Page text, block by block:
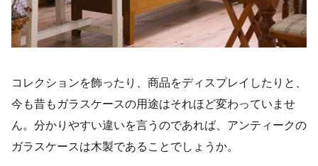
コレクションを飾ったり、商品をディスプレイしたりと、
今も昔もガラスケースの用途はそれほど変わっていませ
ん。分かりやすい違いを言うのであれば、アンティークの
ガラスケースは木製であることでしょうか。